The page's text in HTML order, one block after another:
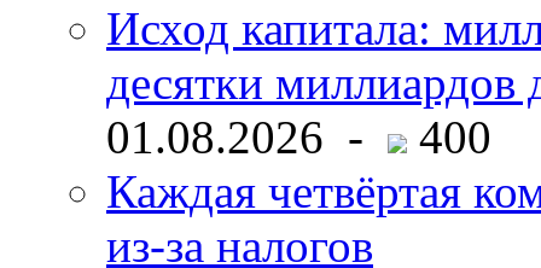
Исход капитала:
десятки миллиардов
01.08.2026 -
400
Каждая четвёртая
из-за налогов